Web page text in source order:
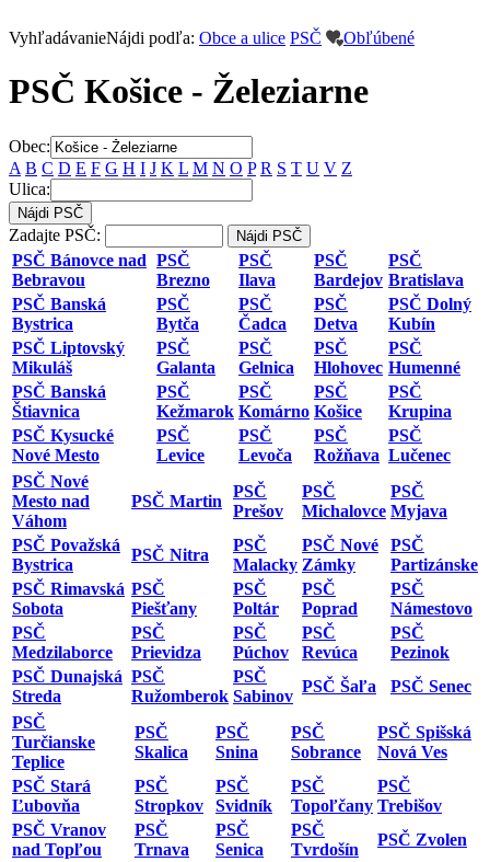
VyhľadávanieNájdi podľa: Obce a ulice PSČ Obľúbené
PSČ Košice - Železiarne
Obec:
A B C D E F G H I J K L M N O P R S T U V Z
Ulica:
Zadajte PSČ:
PSČ Bánovce nad
Bebravou
PSČ
Brezno
PSČ
Ilava
PSČ
Bardejov
PSČ
Bratislava
PSČ Banská
Bystrica
PSČ
Bytča
PSČ
Čadca
PSČ
Detva
PSČ Dolný
Kubín
PSČ Liptovský
Mikuláš
PSČ
Galanta
PSČ
Gelnica
PSČ
Hlohovec
PSČ
Humenné
PSČ Banská
Štiavnica
PSČ
Kežmarok
PSČ
Komárno
PSČ
Košice
PSČ
Krupina
PSČ Kysucké
Nové Mesto
PSČ
Levice
PSČ
Levoča
PSČ
Rožňava
PSČ
Lučenec
PSČ Nové
Mesto nad
Váhom
PSČ Martin
PSČ
Prešov
PSČ
Michalovce
PSČ
Myjava
PSČ Považská
Bystrica
PSČ Nitra
PSČ
Malacky
PSČ Nové
Zámky
PSČ
Partizánske
PSČ Rimavská
Sobota
PSČ
Piešťany
PSČ
Poltár
PSČ
Poprad
PSČ
Námestovo
PSČ
Medzilaborce
PSČ
Prievidza
PSČ
Púchov
PSČ
Revúca
PSČ
Pezinok
PSČ Dunajská
Streda
PSČ
Ružomberok
PSČ
Sabinov
PSČ Šaľa
PSČ Senec
PSČ
Turčianske
Teplice
PSČ
Skalica
PSČ
Snina
PSČ
Sobrance
PSČ Spišská
Nová Ves
PSČ Stará
Ľubovňa
PSČ
Stropkov
PSČ
Svidník
PSČ
Topoľčany
PSČ
Trebišov
PSČ Vranov
nad Topľou
PSČ
Trnava
PSČ
Senica
PSČ
Tvrdošín
PSČ Zvolen